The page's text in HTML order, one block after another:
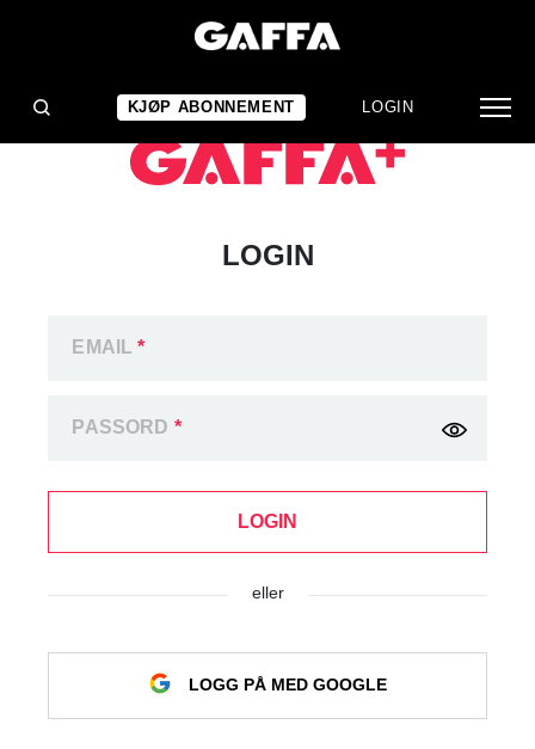
KJØP ABONNEMENT LOGIN
LOGIN
EMAIL*
PASSORD *
LOGIN
eller
LOGG PÅ MED GOOGLE